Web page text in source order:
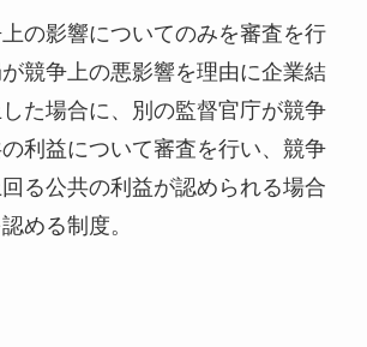
の影響についてのみを審査を行
競争上の悪影響を理由に企業結
た場合に、別の監督官庁が競争
利益について審査を行い、競争
回る公共の利益が認められる場合
める制度。